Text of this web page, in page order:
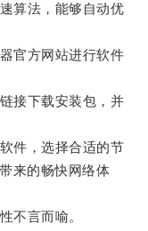
算法，能够自动优
官方网站进行软件
接下载安装包，并
件，选择合适的节
来的畅快网络体
言而喻。